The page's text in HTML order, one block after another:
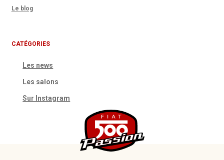
Le blog
CATÉGORIES
Les news
Les salons
Sur Instagram